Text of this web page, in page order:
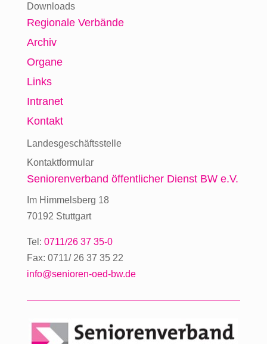
Downloads
Regionale Verbände
Archiv
Organe
Links
Intranet
Kontakt
Landesgeschäftsstelle
Kontaktformular
Seniorenverband öffentlicher Dienst BW e.V.
Im Himmelsberg 18
70192 Stuttgart
Tel: 0711/26 37 35-0
Fax: 0711/ 26 37 35 22
info@senioren-oed-bw.de